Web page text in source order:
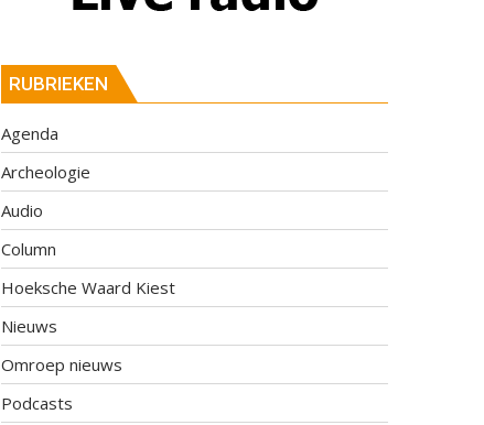
RUBRIEKEN
Agenda
Archeologie
Audio
Column
Hoeksche Waard Kiest
Nieuws
Omroep nieuws
Podcasts